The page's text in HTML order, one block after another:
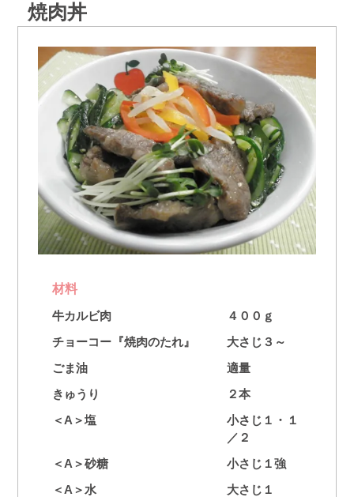
焼肉丼
材料
牛カルビ肉
４００ｇ
チョーコー『焼肉のたれ』
大さじ３～
ごま油
適量
きゅうり
２本
＜A＞塩
小さじ１・１
／２
＜A＞砂糖
小さじ１強
＜A＞水
大さじ１